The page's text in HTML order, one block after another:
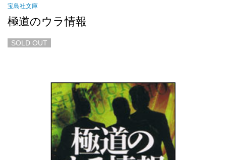
宝島社文庫
極道のウラ情報
SOLD OUT